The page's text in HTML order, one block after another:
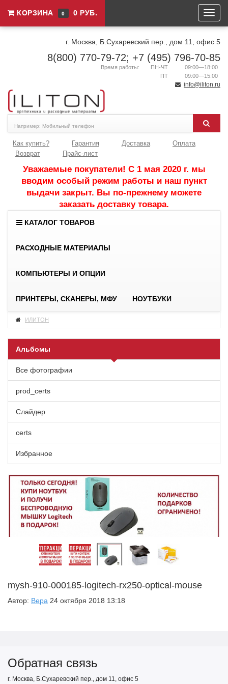
КОРЗИНА 0 0 РУБ.
г. Москва, Б.Сухаревский пер., дом 11, офис 5
8(800) 770-79-72; +7 (495) 796-70-85
Время работы: ПН-ЧТ
09:00—18:00
ПТ
09:00—15:00
info@iliton.ru
Как купить? Гарантия Доставка
Оплата
Возврат
Прайс-лист
Уважаемые покупатели! С 1 мая 2020 г. мы
вводим особый режим работы и наш пункт
выдачи закрыт. Вы по-прежнему можете
заказать доставку товара.
КАТАЛОГ ТОВАРОВ
РАСХОДНЫЕ МАТЕРИАЛЫ
КОМПЬЮТЕРЫ И ОПЦИИ
ПРИНТЕРЫ, СКАНЕРЫ, МФУ НОУТБУКИ
ИЛИТОН
Альбомы
Все фотографии
prod_certs
Слайдер
certs
Избранное
mysh-910-000185-logitech-rx250-optical-mouse
Автор: Вера 24 октября 2018 13:18
Обратная связь
г. Москва, Б.Сухаревский пер., дом 11, офис 5